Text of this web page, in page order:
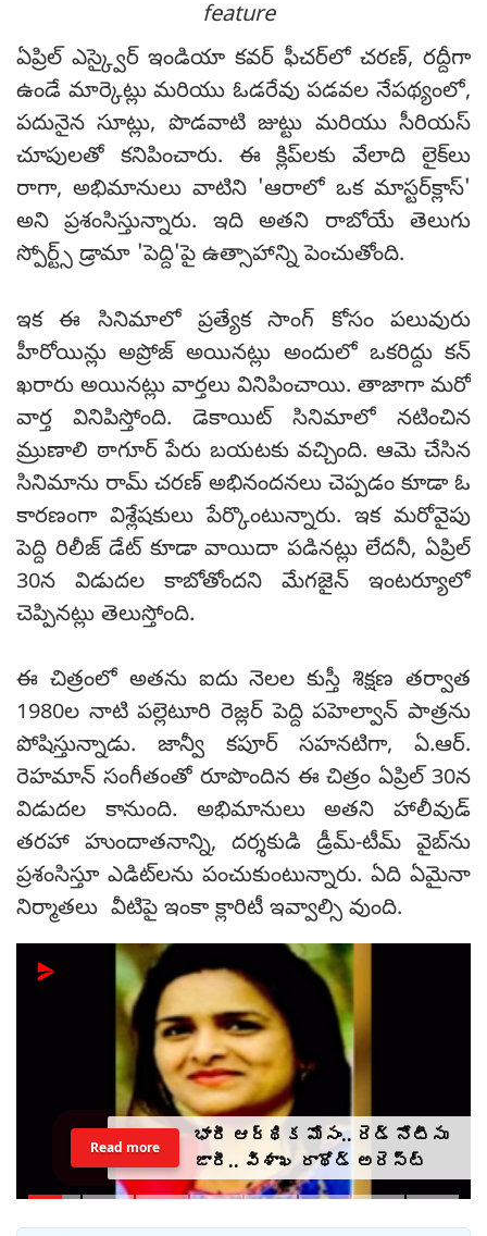
feature
ఏప్రిల్ ఎస్క్వైర్ ఇండియా కవర్ ఫీచర్‌లో చరణ్, రద్దీగా
ఉండే మార్కెట్లు మరియు ఓడరేవు పడవల నేపథ్యంలో,
పదునైన సూట్లు, పొడవాటి జుట్టు మరియు సీరియస్
చూపులతో కనిపించారు. ఈ క్లిప్‌లకు వేలాది లైక్‌లు
రాగా, అభిమానులు వాటిని 'ఆరాలో ఒక మాస్టర్‌క్లాస్'
అని ప్రశంసిస్తున్నారు. ఇది అతని రాబోయే తెలుగు
స్పోర్ట్స్ డ్రామా 'పెద్ది'పై ఉత్సాహాన్ని పెంచుతోంది.
ఇక ఈ సినిమాలో ప్రత్యేక సాంగ్ కోసం పలువురు
హీరోయిన్లు అప్రోజ్ అయినట్లు అందులో ఒకరిద్దు కన్
ఖరారు అయినట్లు వార్తలు వినిపించాయి. తాజాగా మరో
వార్త వినిపిస్తోంది. డెకాయిట్ సినిమాలో నటించిన
మ్రుణాలి ఠాగూర్ పేరు బయటకు వచ్చింది. ఆమె చేసిన
సినిమాను రామ్ చరణ్ అభినందనలు చెప్పడం కూడా ఓ
కారణంగా విశ్లేషకులు పేర్కొంటున్నారు. ఇక మరోవైపు
పెద్ది రిలీజ్ డేట్ కూడా వాయిదా పడినట్లు లేదనీ, ఏప్రిల్
30న విడుదల కాబోతోందని మేగజైన్ ఇంటర్యూలో
చెప్పినట్లు తెలుస్తోంది.
ఈ చిత్రంలో అతను ఐదు నెలల కుస్తీ శిక్షణ తర్వాత
1980ల నాటి పల్లెటూరి రెజ్లర్ పెద్ది పహెల్వాన్ పాత్రను
పోషిస్తున్నాడు. జాన్వీ కపూర్ సహనటిగా, ఏ.ఆర్.
రెహమాన్ సంగీతంతో రూపొందిన ఈ చిత్రం ఏప్రిల్ 30న
విడుదల కానుంది. అభిమానులు అతని హాలీవుడ్
తరహా హుందాతనాన్ని, దర్శకుడి డ్రీమ్-టీమ్ వైబ్‌ను
ప్రశంసిస్తూ ఎడిట్‌లను పంచుకుంటున్నారు. ఏది ఏమైనా
నిర్మాతలు వీటిపై ఇంకా క్లారిటీ ఇవ్వాల్సి వుంది.
భారీ ఆర్థిక మోసం.. రెడ్ నోటీసు
జారీ.. విశాఖ రాథోడ్‌‌ అరెస్ట్
Read more